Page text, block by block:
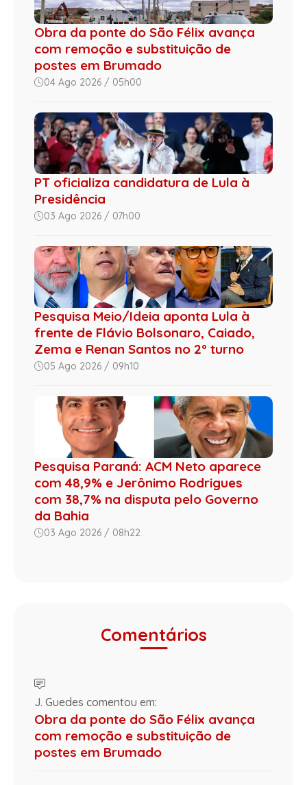
Obra da ponte do São Félix avança
com remoção e substituição de
postes em Brumado
04 Ago 2026 / 05h00
PT oficializa candidatura de Lula à
Presidência
03 Ago 2026 / 07h00
Pesquisa Meio/Ideia aponta Lula à
frente de Flávio Bolsonaro, Caiado,
Zema e Renan Santos no 2º turno
05 Ago 2026 / 09h10
Pesquisa Paraná: ACM Neto aparece
com 48,9% e Jerônimo Rodrigues
com 38,7% na disputa pelo Governo
da Bahia
03 Ago 2026 / 08h22
Comentários
J. Guedes comentou em:
Obra da ponte do São Félix avança
com remoção e substituição de
postes em Brumado